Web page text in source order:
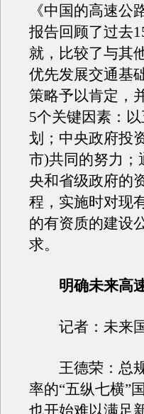
《中国的高速
报告回顾了过去
就，比较了与其
优先发展交通基
策略予以肯定，
5个关键因素：
划；中央政府投
市)共同的努力；
央和省级政府的
程，实施时对现
的有资质的建设
求。
明确未来高
记者：未来国
王德荣：总规
率的“五纵七横”
也开始难以满足